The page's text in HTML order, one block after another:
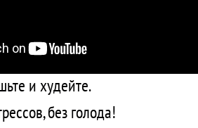
и худейте.
без голода!